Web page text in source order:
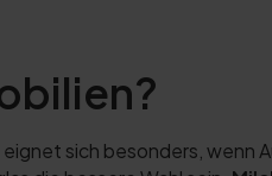
eignet sich besonders, wenn